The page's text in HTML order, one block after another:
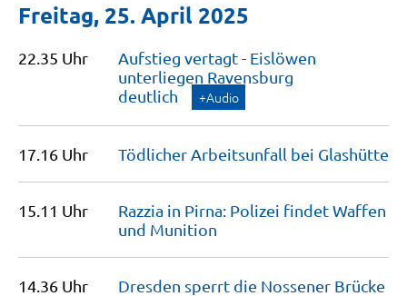
Freitag, 25. April 2025
22.35 Uhr
Aufstieg vertagt - Eislöwen
unterliegen Ravensburg
deutlich
+Audio
17.16 Uhr Tödlicher Arbeitsunfall bei Glashütte
15.11 Uhr
Razzia in Pirna: Polizei findet Waffen
und Munition
14.36 Uhr Dresden sperrt die Nossener Brücke